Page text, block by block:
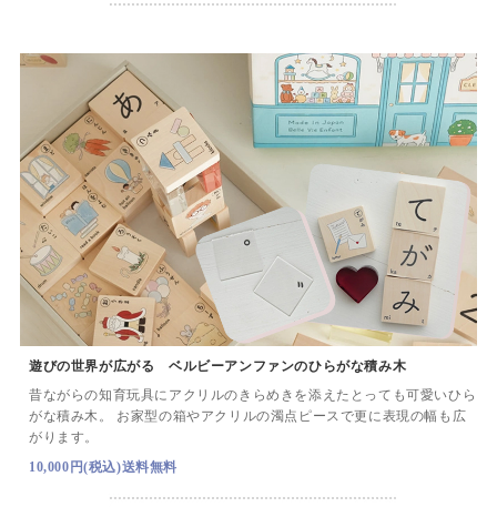
遊びの世界が広がる ベルビーアンファンのひらがな積み木
昔ながらの知育玩具にアクリルのきらめきを添えたとっても可愛いひら
がな積み木。
お家型の箱やアクリルの濁点ピースで更に表現の幅も広
がります。
10,000円(税込)送料無料